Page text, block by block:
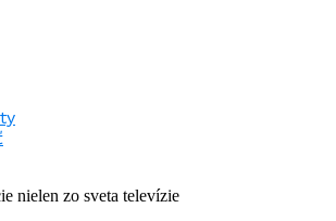
nielen zo sveta televízie